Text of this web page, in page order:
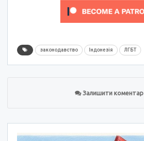
законодавство Індонезія ЛГБТ
Залишити коментар